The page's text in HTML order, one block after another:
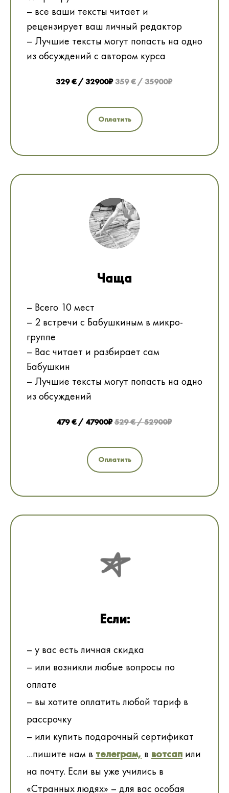
– все ваши тексты читает и
рецензирует ваш личный редактор
– Лучшие тексты могут попасть на одно
из обсуждений с автором курса
329 € / 32900₽359 € / 35900₽
Оплатить
Чаща
– Всего 10 мест
– 2 встречи с Бабушкиным в микро-
группе
– Вас читает и разбирает сам
Бабушкин
– Лучшие тексты могут попасть на одно
из обсуждений
479 € / 47900₽529 € / 52900₽
Оплатить
Если:
– у вас есть личная скидка
– или возникли любые вопросы по
оплате
– вы хотите оплатить любой тариф в
рассрочку
– или купить подарочный сертификат
...пишите нам в телеграм, в вотсап или
на почту. Если вы уже учились в
«Странных людях» – для вас особая